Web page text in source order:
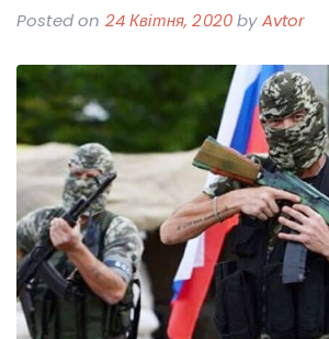
Posted on 24 Квітня, 2020byAvtor